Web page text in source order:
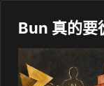
Bun 真的要